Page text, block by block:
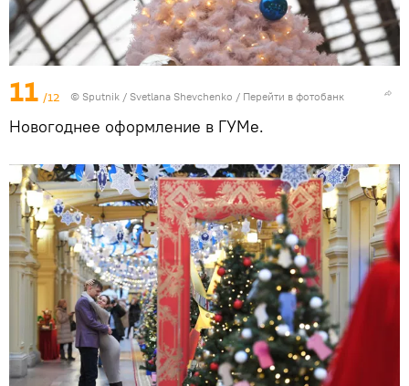
11 /12 © Sputnik / Svetlana Shevchenko / Перейти в фотобанк
Новогоднее оформление в ГУМе.